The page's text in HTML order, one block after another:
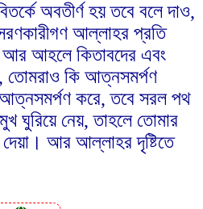
অবতীর্ণ হয় তবে বলে দাও,
আল্লাহর প্রতি
আহলে কিতাবদের এবং
তোমরাও কি আত্নসমর্পণ
করে, তবে সরল পথ
ঘুরিয়ে নেয়, তাহলে তোমার
দেয়া। আর আল্লাহর দৃষ্টিতে